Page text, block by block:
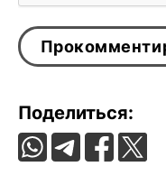
Поделиться: